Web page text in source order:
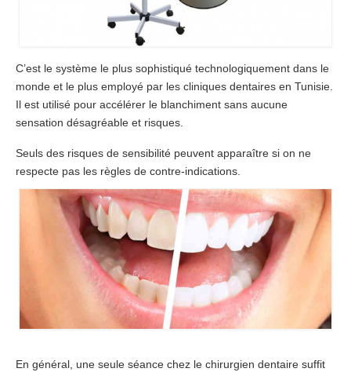
C’est le système le plus sophistiqué technologiquement dans le
monde et le plus employé par les cliniques dentaires en Tunisie.
Il est utilisé pour accélérer le blanchiment sans aucune
sensation désagréable et risques.
Seuls des risques de sensibilité peuvent apparaître si on ne
respecte pas les règles de contre-indications.
En général, une seule séance chez le chirurgien dentaire suffit